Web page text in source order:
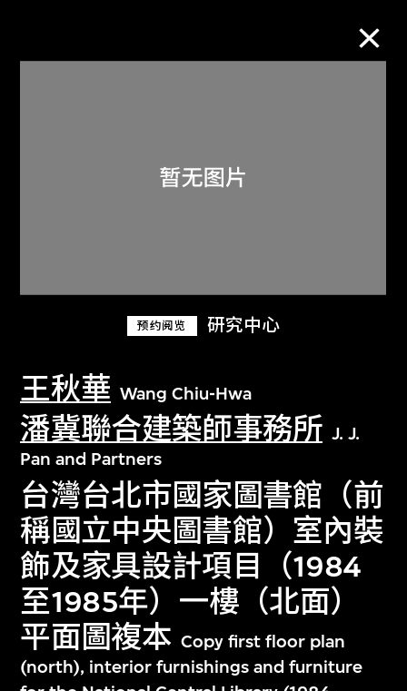
预约阅览 研究中心
王秋華 Wang Chiu-Hwa
潘冀聯合建築師事務所 J. J.
Pan and Partners
台灣台北市國家圖書館（前
稱國立中央圖書館）室內裝
飾及家具設計項目（1984
至1985年）一樓（北面）
平面圖複本 Copy first floor plan
(north), interior furnishings and furniture
关于M+藏品
探索世界顶级的二十及二十一世纪视觉
文化藏品。